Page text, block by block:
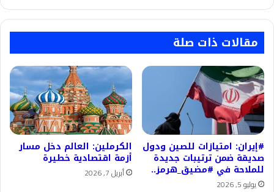
مقالات ذات صلة
#إيران: امتيازات للصين ودول
صديقة ضمن ترتيبات جديدة
للملاحة في #مضيق_هرمز..
يوليو 5, 2026
الكرملين: العالم دخل مسار
أزمة اقتصادية خطيرة
أبريل 7, 2026